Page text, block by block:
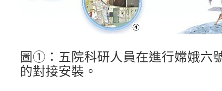
圖①：五院科研人員在進行嫦娥六
的對接安裝。